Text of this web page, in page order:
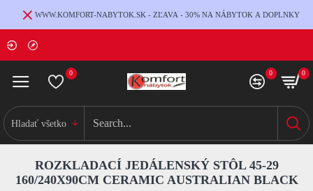
WWW.KOMFORT-NABYTOK.SK - ZĽAVA - 30% NA NÁBYTOK A DOPLNKY
0 0 0
Hladať všetko
ROZKLADACÍ JEDÁLENSKÝ STÔL 45-29
160/240X90CM CERAMIC AUSTRALIAN BLACK